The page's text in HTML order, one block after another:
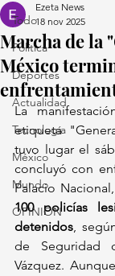
Todo
Política
Deportes
Actualidad
Tecnología
México
Mundo
OPINIÓN
Marcha de la
México
Ezeta News
18 nov 2025
La
etiqueta
tuvo lugar el
concluyó con
100 policías
detenidos,
de Seguridad
Vázquez.